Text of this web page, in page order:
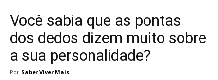
Você sabia que as pontas
dos dedos dizem muito sobre
a sua personalidade?
Por Saber Viver Mais -